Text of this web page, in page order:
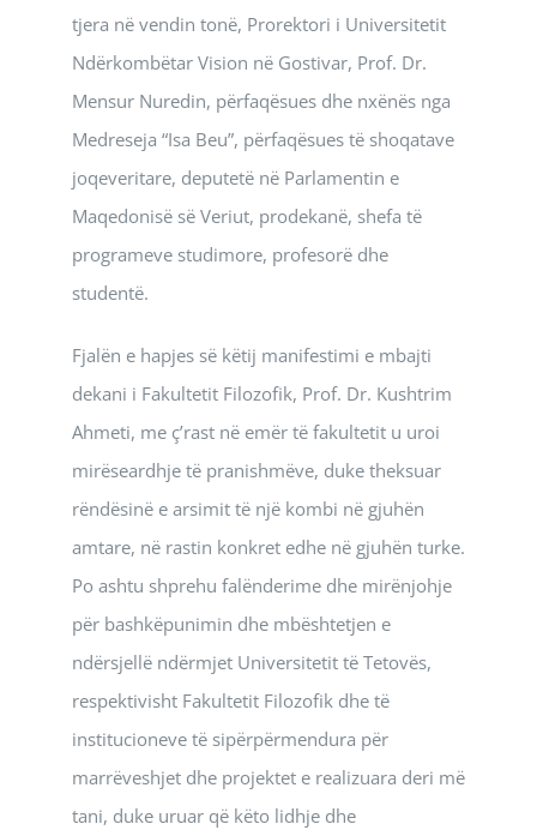
tjera në vendin tonë, Prorektori i Universitetit
Ndërkombëtar Vision në Gostivar, Prof. Dr.
Mensur Nuredin, përfaqësues dhe nxënës nga
Medreseja “Isa Beu”, përfaqësues të shoqatave
joqeveritare, deputetë në Parlamentin e
Maqedonisë së Veriut, prodekanë, shefa të
programeve studimore, profesorë dhe
studentë.
Fjalën e hapjes së këtij manifestimi e mbajti
dekani i Fakultetit Filozofik, Prof. Dr. Kushtrim
Ahmeti, me ç’rast në emër të fakultetit u uroi
mirëseardhje të pranishmëve, duke theksuar
rëndësinë e arsimit të një kombi në gjuhën
amtare, në rastin konkret edhe në gjuhën turke.
Po ashtu shprehu falënderime dhe mirënjohje
për bashkëpunimin dhe mbështetjen e
ndërsjellë ndërmjet Universitetit të Tetovës,
respektivisht Fakultetit Filozofik dhe të
institucioneve të sipërpërmendura për
marrëveshjet dhe projektet e realizuara deri më
tani, duke uruar që këto lidhje dhe